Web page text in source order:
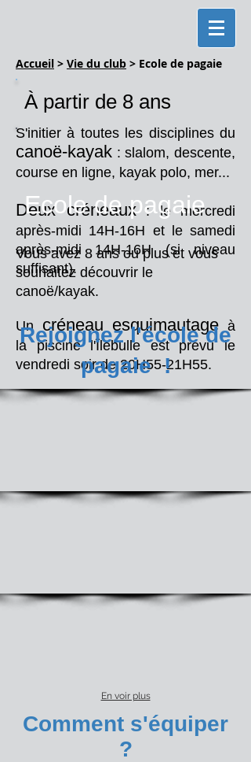
Accueil > Vie du club > Ecole de pagaie
À partir de 8 ans
S'initier à toutes les disciplines du
canoë-kayak : slalom, descente,
course en ligne, kayak polo, mer...
Deux créneaux: le mercredi
après-midi 14H-16H et le samedi
après-midi 14H-16H(si niveau
suffisant).
Un créneau esquimautage à
la piscine l'Îlebulle est prévu le
vendredi soir de 20H55-21H55.
En voir plus
Comment s'équiper
?
Ecole de pagaie
Vous avez 8 ans ou plus et vous
souhaitez découvrir le
canoë/kayak.
Rejoignez l'école de
pagaie !